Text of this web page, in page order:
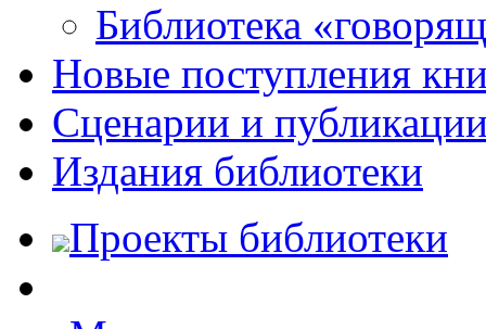
Библиотека
Новые поступления
Сценарии и
Издания библиотеки
Проекты библиотеки